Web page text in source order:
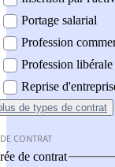
Portage salarial
Profession
Profession libérale
Reprise
de types de contrat
CONTRAT
de contrat